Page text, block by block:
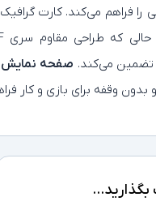
فراهم می‌کند. کارت
تضمین می‌کند. صفحه‌ نمایش FHD
وقفه برای بازی و کار
بگذارید...